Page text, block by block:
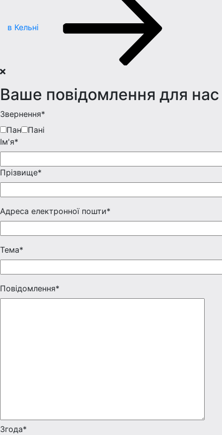
в Кельні
Ваше повідомлення для нас
Звернення*
Пан
Пані
Iм'я*
Прізвище*
Адреса електронної пошти*
Тема*
Повідомлення*
Згода*